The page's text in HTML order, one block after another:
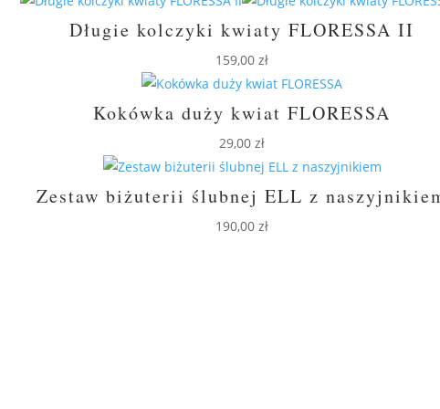
Długie kolczyki kwiaty FLORESSA II
159,00 zł
Kokówka duży kwiat FLORESSA
29,00 zł
Zestaw biżuterii ślubnej ELL z
190,00 zł